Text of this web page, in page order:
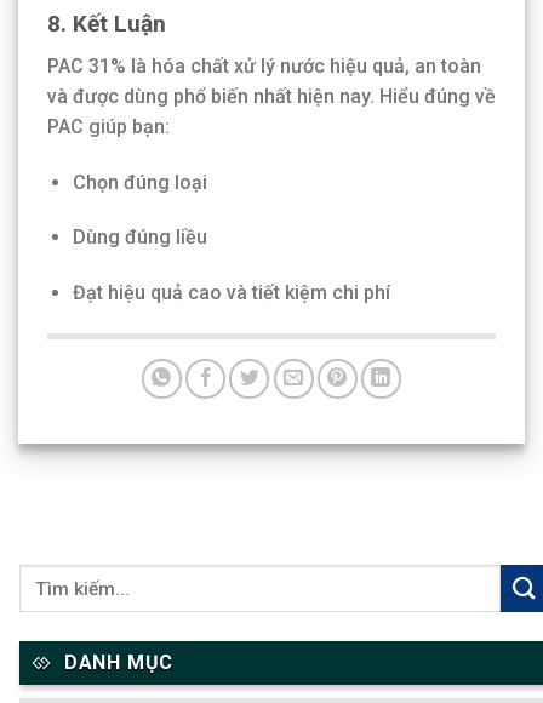
8. Kết Luận
PAC 31% là hóa chất xử lý nước hiệu quả, an toàn
và được dùng phổ biến nhất hiện nay. Hiểu đúng về
PAC giúp bạn:
Chọn đúng loại
Dùng đúng liều
Đạt hiệu quả cao và tiết kiệm chi phí
DANH MỤC